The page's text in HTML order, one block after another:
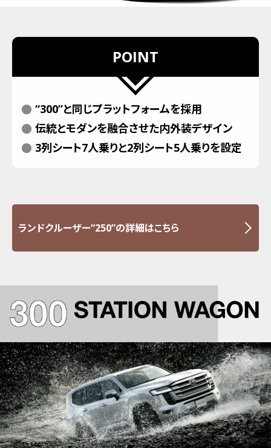
POINT
“300”と同じプラットフォームを採用
伝統とモダンを融合させた内外装デザイン
3列シート7人乗りと2列シート5人乗りを設定
ランドクルーザー“250”の詳細はこちら